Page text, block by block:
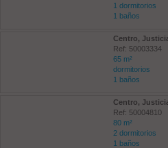
1 dormitorios
1 baños
Centro,
Ref: 50003334
65 m²
dormitorios
1 baños
Centro,
Ref: 50004810
80 m²
2 dormitorios
1 baños